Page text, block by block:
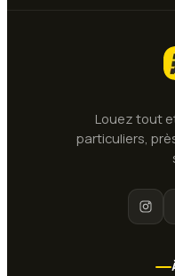
Louez tout
particuliers,